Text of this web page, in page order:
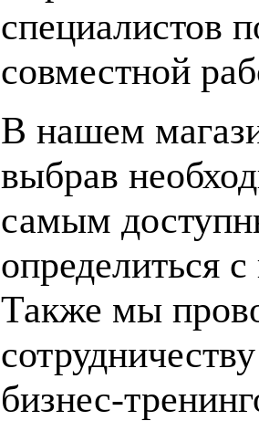
специалистов
совместной
В нашем
выбрав
самым
определиться
Также мы
бизнес-